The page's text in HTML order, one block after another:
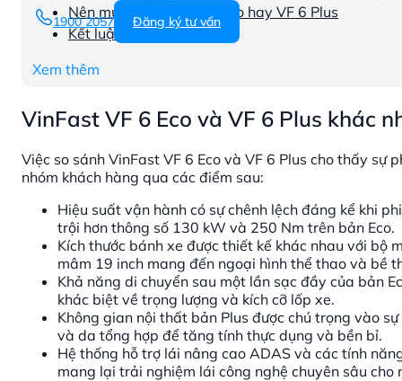
1900 2057 Đăng ký tư vấn
Nên mua VinFast VF 6 Eco hay VF 6 Plus
Kết luận
Xem thêm
VinFast VF 6 Eco và VF 6 Plus khác
Việc so sánh VinFast VF 6 Eco và VF 6 Plus cho thấy
nhóm khách hàng qua các điểm sau:
Hiệu suất vận hành có sự chênh lệch đáng kể khi
trội hơn thông số 130 kW và 250 Nm trên bản Eco.
Kích thước bánh xe được thiết kế khác nhau với bộ
mâm 19 inch mang đến ngoại hình thể thao và bề
Khả năng di chuyển sau một lần sạc đầy của bản
khác biệt về trọng lượng và kích cỡ lốp xe.
Không gian nội thất bản Plus được chú trọng vào
và da tổng hợp để tăng tính thực dụng và bền bỉ.
Hệ thống hỗ trợ lái nâng cao ADAS và các tính
mang lại trải nghiệm lái công nghệ chuyên sâu cho